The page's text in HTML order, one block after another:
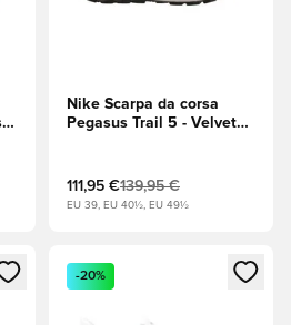
Nike Scarpa da corsa
Pegasus Trail 5 - Velvet
111,95 €139,95 €
EU 39, EU 40½, EU 49½
per accedere o registrarsi come
Apre una finestra modale
-20%